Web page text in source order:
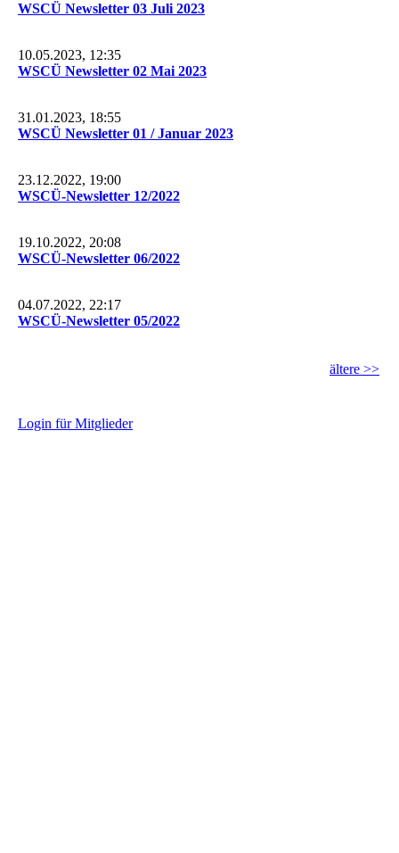
WSCÜ Newsletter 03 Juli 2023
10.05.2023, 12:35
WSCÜ Newsletter 02 Mai 2023
31.01.2023, 18:55
WSCÜ Newsletter 01 / Januar 2023
23.12.2022, 19:00
WSCÜ-Newsletter 12/2022
19.10.2022, 20:08
WSCÜ-Newsletter 06/2022
04.07.2022, 22:17
WSCÜ-Newsletter 05/2022
ältere >>
Login für Mitglieder